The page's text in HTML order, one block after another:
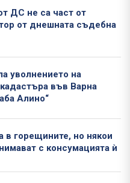
ДС не са част от
от днешната съдебна
уволнението на
във Варна
Алино“
в горещините, но някои
с консумацията ѝ